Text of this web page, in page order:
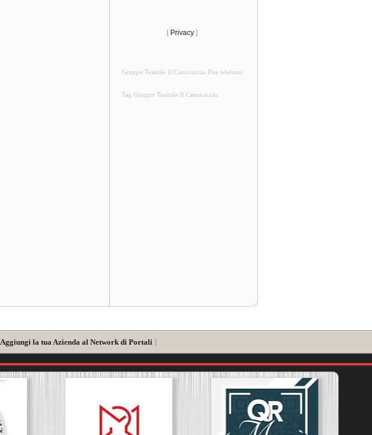
[ Privacy ]
Gruppo Teatrale Il Canovaccio Pisa telefono
Tag Gruppo Teatrale Il Canovaccio
Aggiungi la tua Azienda al Network di Portali ]